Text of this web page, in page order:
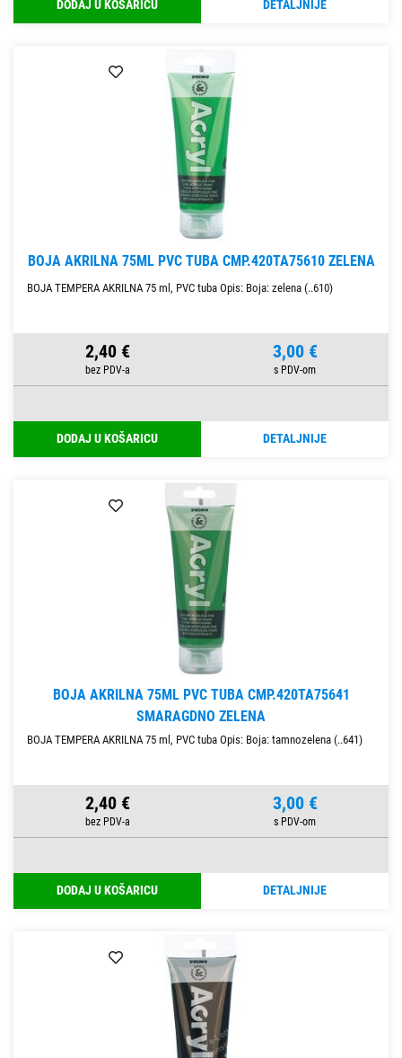
DODAJ U KOŠARICU DETALJNIJE
BOJA AKRILNA 75ML PVC TUBA CMP.420TA75610 ZELENA
BOJA TEMPERA AKRILNA 75 ml, PVC tuba Opis: Boja: zelena (..610)
2,40 € 3,00 €
DODAJ U KOŠARICU DETALJNIJE
BOJA AKRILNA 75ML PVC TUBA CMP.420TA75641
SMARAGDNO ZELENA
BOJA TEMPERA AKRILNA 75 ml, PVC tuba Opis: Boja: tamnozelena (..641)
2,40 € 3,00 €
DODAJ U KOŠARICU DETALJNIJE